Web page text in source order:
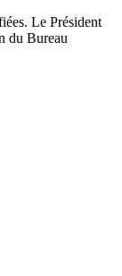
Le Président
du Bureau